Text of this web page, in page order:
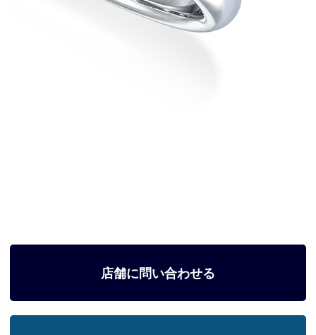
店舗に問い合わせる